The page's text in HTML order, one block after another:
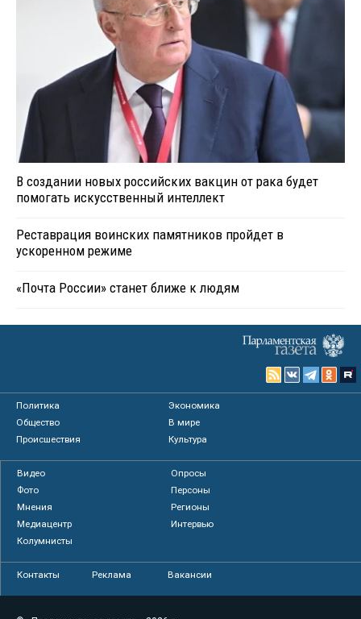
В создании новых российских вакцин от рака будет
помогать искусственный интеллект
Реставрация воинских памятников пройдет в
ускоренном режиме
«Почта России» станет ближе к людям
Политика
Экономика
Общество
В мире
Происшествия
Культура
Видео
Опросы
Фото
Персоны
Мнения
Регионы
Медиацентр
Интервью
Колумнисты
Контакты Реклама Вакансии